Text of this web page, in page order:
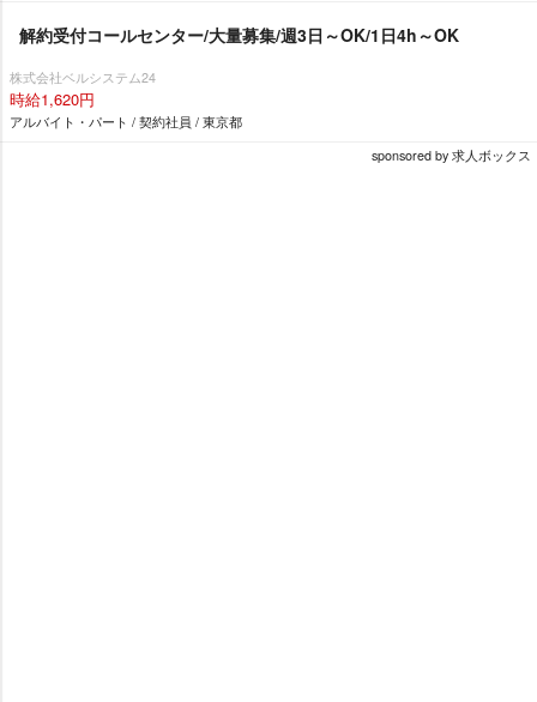
解約受付コールセンター/大量募集/週3日～OK/1日4h～OK
株式会社ベルシステム24
時給1,620円
アルバイト・パート / 契約社員 / 東京都
sponsored by 求人ボックス